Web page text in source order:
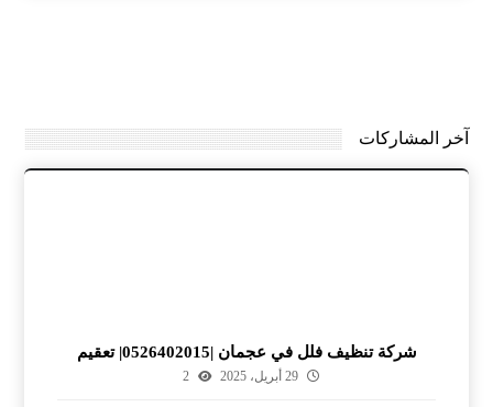
آخر المشاركات
شركة تنظيف فلل في عجمان |0526402015| تعقيم
29 أبريل، 2025 2